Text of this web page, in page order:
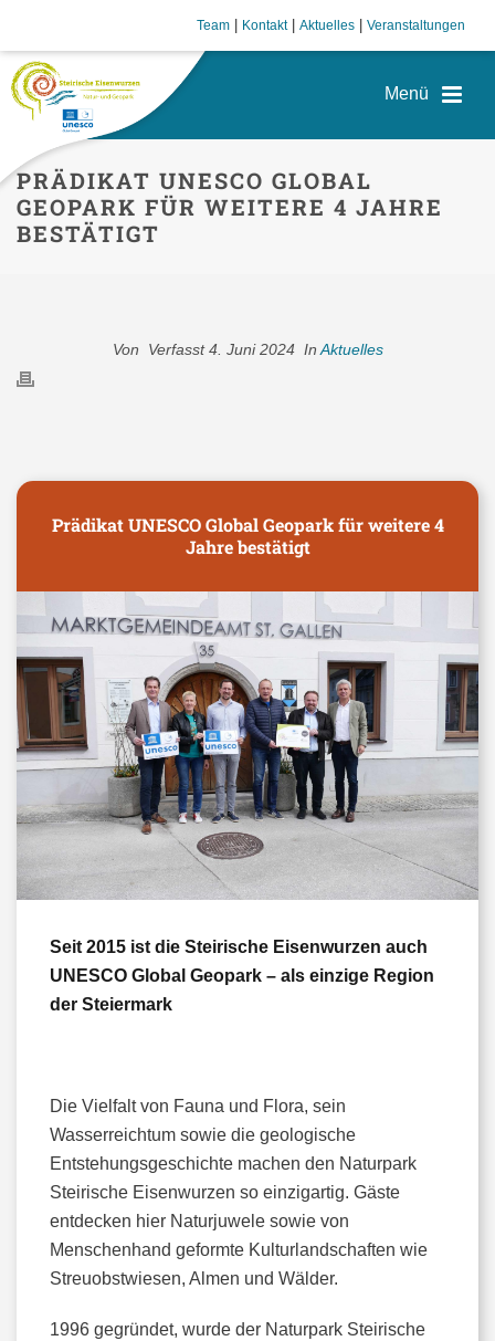
Team Kontakt| Aktuelles Veranstaltungen
PRÄDIKAT UNESCO GLOBAL
GEOPARK FÜR WEITERE 4 JAHRE
BESTÄTIGT
Von Verfasst4. Juni 2024 In Aktuelles
Prädikat UNESCO Global Geopark für weitere 4
Jahre bestätigt
Seit 2015 ist die Steirische Eisenwurzen auch
UNESCO Global Geopark – als einzige Region
der Steiermark
Die Vielfalt von Fauna und Flora, sein
Wasserreichtum sowie die geologische
Entstehungsgeschichte machen den Naturpark
Steirische Eisenwurzen so einzigartig. Gäste
entdecken hier Naturjuwele sowie von
Menschenhand geformte Kulturlandschaften wie
Streuobstwiesen, Almen und Wälder.
1996 gegründet, wurde der Naturpark Steirische